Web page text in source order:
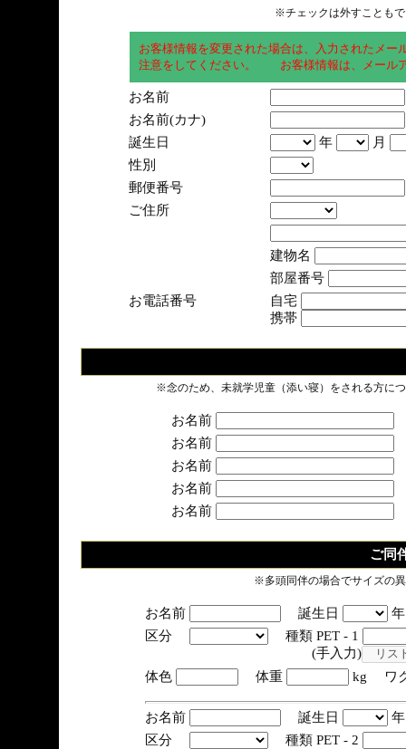
※チェックは外すことも
お客様情報を変更された場合は、入力されたメ
注意をしてください。 お客様情報は、メール
お名前
お名前(カナ)
誕生日
年
月
性別
郵便番号
ご住所
建物名
部屋番号
お電話番号
自宅
携帯
※念のため、未就学児童（添い寝）をされる方に
お名前
お名前
お名前
お名前
お名前
ご同
※多頭同伴の場合でサイズの
お名前 誕生日
区分
種類 PET - 1
(手入力)
体色
体重 kg ワ
お名前 誕生日
区分
種類 PET - 2